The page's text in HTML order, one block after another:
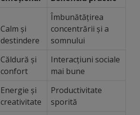
Calm și
destindere
Îmbunătățirea
concentrării și a
somnului
Căldură și
confort
Interacțiuni sociale
mai bune
Energie și
creativitate
Productivitate
sporită